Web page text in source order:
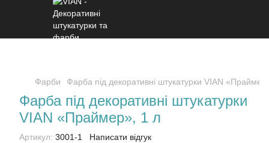
Фарби Фарба під декоративні штукатурки VIAN
Фарба під декоративні штукатурки
VIAN «Праймер», 1 л
Артикул: 3001-1 Написати відгук